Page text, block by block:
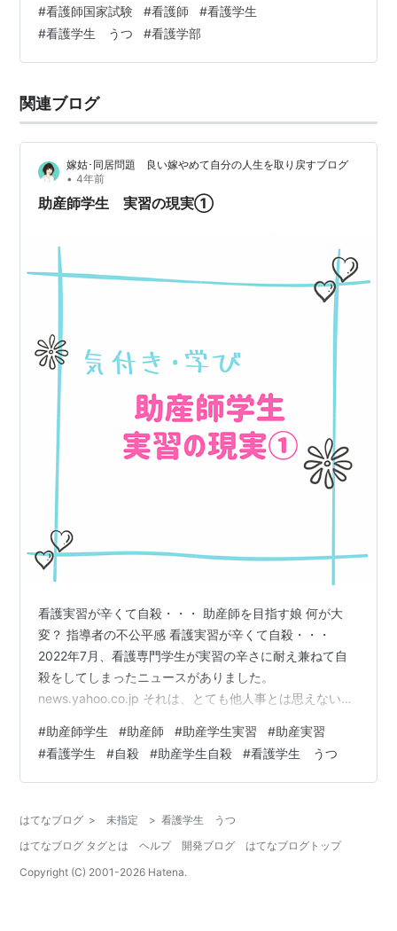
なたの看護師になる夢が終わるわけではありません。む
しろ、この経験があなたをより強い看護師に育ててくれ
る可能性が大きいんです。 不合格が確定した今だからこ
すくまとめます。 1. 何度でも受けられる。受験回数に制
限はない 2. 新卒給料は遅いほどお…
#看護師国家試験 #看護師 #看護学生
#看護学生 うつ #看護学部
関連ブログ
嫁姑･同居問題 良い嫁やめて自分の人生を取り戻すブログ
• 4年前
助産師学生 実習の現実①
看護実習が辛くて自殺・・・ 助産師を目指す娘 何が大
変？ 指導者の不公平感 看護実習が辛くて自殺・・・
2022年7月、看護専門学生が実習の辛さに耐え兼ねて自
殺をしてしまったニュースがありました。
news.yahoo.co.jp それは、とても他人事とは思えないこ
殺しようとしていたから・・・。 助産師を目指す娘 娘が
助産師になりたいと思ったのは、私が娘を出産した時の
ホームビデオを見て、「この助産師さんのおかげで頑張
看護職の中で唯一独立開業ができる資格であり、女性に
しかできない仕事です。少子化…
#助産師学生 #助産師 #助産学生実習 #助産実習
#看護学生 #自殺 #助産学生自殺 #看護学生 うつ
はてなブログ > 未指定 > 看護学生 うつ
はてなブログ タグとは
ヘルプ 開発ブログ
はてなブログトップ
Copyright (C) 2001-2026 Hatena.